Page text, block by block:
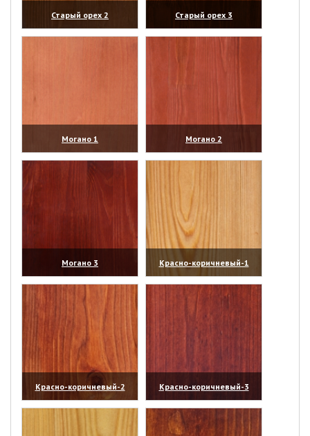
Старый орех 2
(увеличить)
Старый орех 3
(увеличить)
Могано 1
(увеличить)
Могано 2
(увеличить)
Могано 3
(увеличить)
Красно-коричневый-1
(увеличить)
Красно-коричневый-2
(увеличить)
Красно-коричневый-3
(увеличить)